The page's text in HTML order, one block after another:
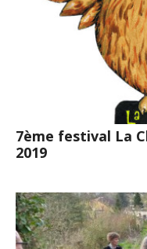
7ème festival La
2019